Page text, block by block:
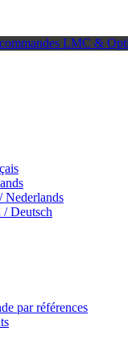
LMC &
Nederlands
/ Deutsch
par références